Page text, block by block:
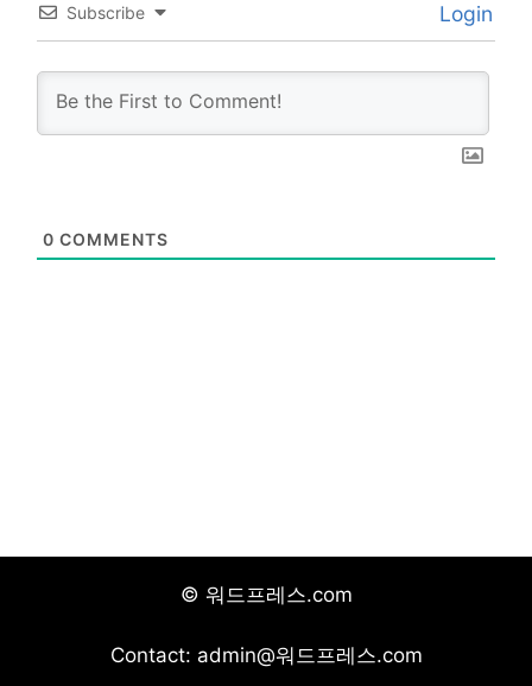
Subscribe Login
0 COMMENTS
© 워드프레스.com
Contact: admin@워드프레스.com